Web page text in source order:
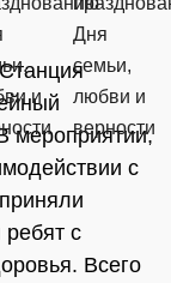
мероприятии,
с
с
Всего